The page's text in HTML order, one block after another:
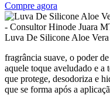
Compre agora
Luva De Silicone Aloe
fragrância suave, o poder
aquele toque aveludado e
que protege, desodoriza e
que se forma após a